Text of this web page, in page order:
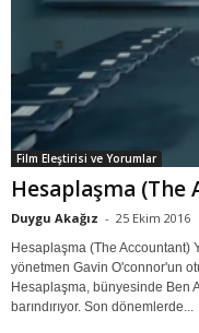
Film Eleştirisi ve Yorumlar
Hesaplaşma (The
Duygu Akağız - 25 Ekim 2016
Hesaplaşma (The Accountant)
yönetmen Gavin O'connor'un
Hesaplaşma, bünyesinde Ben
barındırıyor. Son dönemlerde...